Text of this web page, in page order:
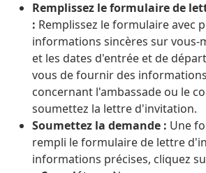
Remplissez le formulaire de
: Remplissez le formulaire avec
informations sincères sur vous-
et les dates d'entrée et de
vous de fournir des
concernant l'ambassade ou le
soumettez la lettre d'invitation.
Soumettez la demande : Une
rempli le formulaire de lettre
informations précises, cliquez